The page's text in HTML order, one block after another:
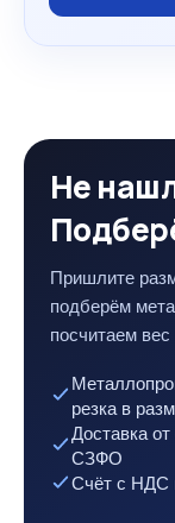
Не
Пришлите
подберём
посчитаем
резка в
Доставка
СЗФО
Счёт с НДС